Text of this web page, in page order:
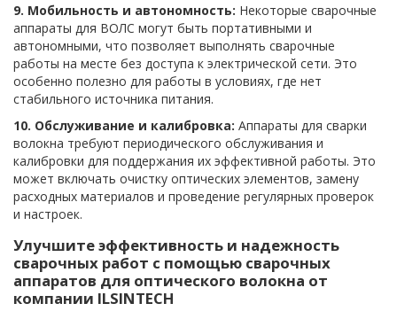
9. Мобильность и автономность: Некоторые сварочные
аппараты для ВОЛС могут быть портативными и
автономными, что позволяет выполнять сварочные
работы на месте без доступа к электрической сети. Это
особенно полезно для работы в условиях, где нет
стабильного источника питания.
10. Обслуживание и калибровка: Аппараты для сварки
волокна требуют периодического обслуживания и
калибровки для поддержания их эффективной работы. Это
может включать очистку оптических элементов, замену
расходных материалов и проведение регулярных проверок
и настроек.
Улучшите эффективность и надежность
сварочных работ с помощью сварочных
аппаратов для оптического волокна от
компании ILSINTECH